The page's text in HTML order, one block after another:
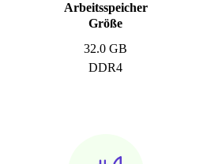
Arbeitsspeicher
Größe
32.0 GB
DDR4